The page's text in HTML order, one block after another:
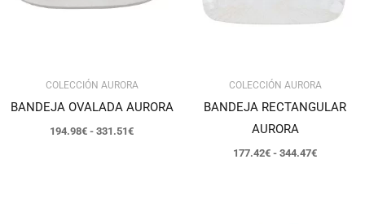
COLECCIÓN AURORA
BANDEJA OVALADA AURORA
194.98€ - 331.51€
COLECCIÓN AURORA
BANDEJA RECTANGULAR
AURORA
177.42€ - 344.47€